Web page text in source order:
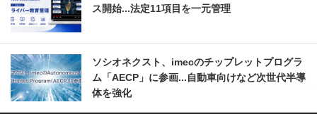
ス開始...法定11項目を一元管理
ソシオネクスト、imecのチップレットプログラ
ム「AECP」に参画...自動車向けなど次世代半導
体を強化